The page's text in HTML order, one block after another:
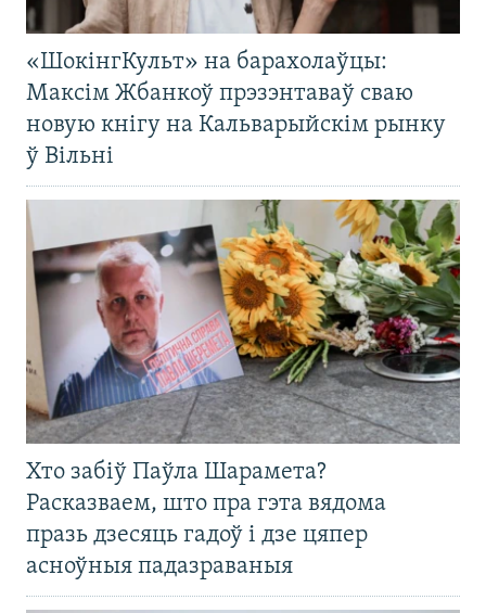
«ШокінгКульт» на барахолаўцы:
Максім Жбанкоў прэзэнтаваў сваю
новую кнігу на Кальварыйскім рынку
ў Вільні
Хто забіў Паўла Шарамета?
Расказваем, што пра гэта вядома
празь дзесяць гадоў і дзе цяпер
асноўныя падазраваныя